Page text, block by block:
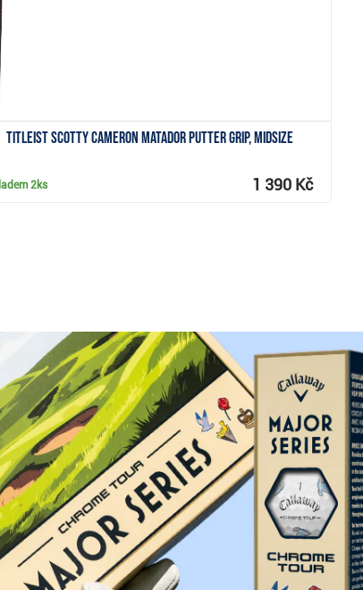
Titleist Scotty Cameron Matador putter grip, midsize
2ks 1 390 Kč